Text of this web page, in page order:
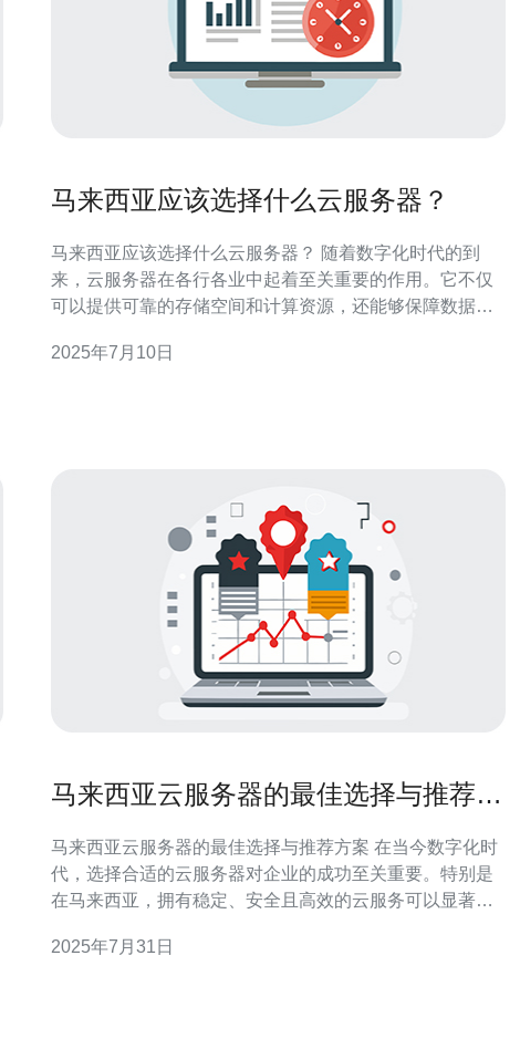
马来西亚应该选择什么云服务器？
马来西亚应该选择什么云服务器？ 随着数字化时代的到
来，云服务器在各行各业中起着至关重要的作用。它不仅
可以提供可靠的存储空间和计算资源，还能够保障数据的
服务器至关重要。 在选择适合马来西亚企业的云服务器
2025年7月10日
马来西亚云服务器的最佳选择与推荐方
马来西亚云服务器的最佳选择与推荐方案 在当今数字化时
代，选择合适的云服务器对企业的成功至关重要。特别是
在马来西亚，拥有稳定、安全且高效的云服务可以显著提
佳选择与推荐方案，帮助您做出明智的决定。 以下是本文
2025年7月31日